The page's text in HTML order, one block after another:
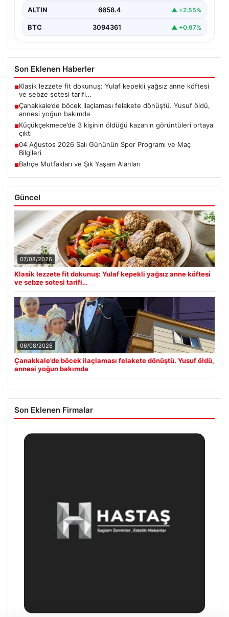
ALTIN 6658.4 ▲ +2.55%
BTC 3094361 ▲ +0.97%
Son Eklenen Haberler
■Klasik lezzete fit dokunuş: Yulaf kepekli yağsız anne köftesi
ve sebze sotesi tarifi…
■Çanakkale’de böcek ilaçlaması felakete dönüştü. Yusuf öldü,
annesi yoğun bakımda
■Küçükçekmece’de 3 kişinin öldüğü kazanın görüntüleri ortaya
çıktı
■04 Ağustos 2026 Salı Gününün Spor Programı ve Maç
Bilgileri
■Bahçe Mutfakları ve Şık Yaşam Alanları
Güncel
07/08/2026
Klasik lezzete fit dokunuş: Yulaf kepekli yağsız anne köftesi
ve sebze sotesi tarifi…
06/08/2026
Çanakkale’de böcek ilaçlaması felakete dönüştü. Yusuf öldü,
annesi yoğun bakımda
Son Eklenen Firmalar